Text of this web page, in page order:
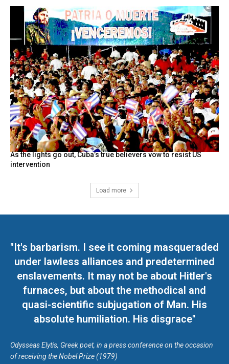
As the lights go out, Cuba’s true believers vow to resist US
intervention
Load more
"It's barbarism. I see it coming masqueraded
under lawless alliances and predetermined
enslavements. It may not be about Hitler's
furnaces, but about the methodical and
quasi-scientific subjugation of Man. His
absolute humiliation. His disgrace"
Odysseas Elytis, Greek poet, in a press conference on the occasion
of receiving the Nobel Prize (1979)